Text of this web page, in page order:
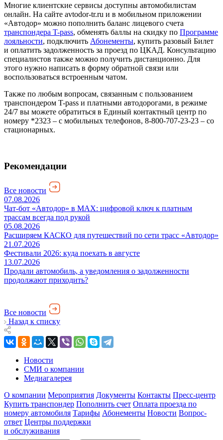
Многие клиентские сервисы доступны автомобилистам
онлайн. На сайте avtodor-tr.ru и в мобильном приложении
«Автодор» можно пополнить баланс лицевого счета
транспондера T-pass, обменять баллы на скидку по Программе
лояльности, подключить Абонементы, купить разовый Билет
и оплатить задолженность за проезд по ЦКАД. Консультацию
специалистов также можно получить дистанционно. Для
этого нужно написать в форму обратной связи или
воспользоваться встроенным чатом.
Также по любым вопросам, связанным с пользованием
транспондером T-pass и платными автодорогами, в режиме
24/7 вы можете обратиться в Единый контактный центр по
номеру *2323 – с мобильных телефонов, 8-800-707-23-23 – со
стационарных.
Рекомендации
Все новости
07.08.2026
Чат-бот «Автодор» в MAX: цифровой ключ к платным
трассам всегда под рукой
05.08.2026
Расширяем КАСКО для путешествий по сети трасс «Автодор»
21.07.2026
Фестивали 2026: куда поехать в августе
13.07.2026
Продали автомобиль, а уведомления о задолженности
продолжают приходить?
Все новости
Назад к списку
Новости
СМИ о компании
Медиагалерея
О компании Мероприятия Документы Контакты Пресс-центр
Купить транспондер Пополнить счет Оплата проезда по
номеру автомобиля Тарифы Абонементы Новости Вопрос-
ответ Центры поддержки
и обслуживания